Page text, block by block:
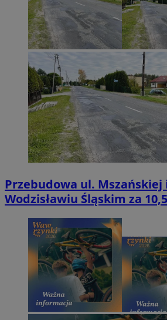
Przebudowa ul.
Wodzisławiu Śląskim za